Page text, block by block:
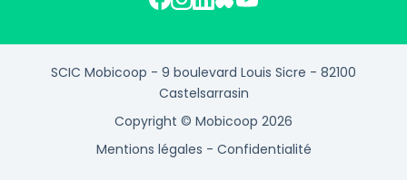
SCIC Mobicoop - 9 boulevard Louis Sicre - 82100
Castelsarrasin
Copyright © Mobicoop 2026
Mentions légales - Confidentialité